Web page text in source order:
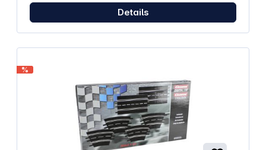
Details
%